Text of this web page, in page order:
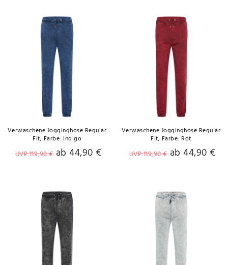
Verwaschene Jogginghose Regular
Fit, Farbe: Indigo
UVP 119,90 € ab 44,90 €
Verwaschene Jogginghose Regular
Fit, Farbe: Rot
UVP 119,90 € ab 44,90 €